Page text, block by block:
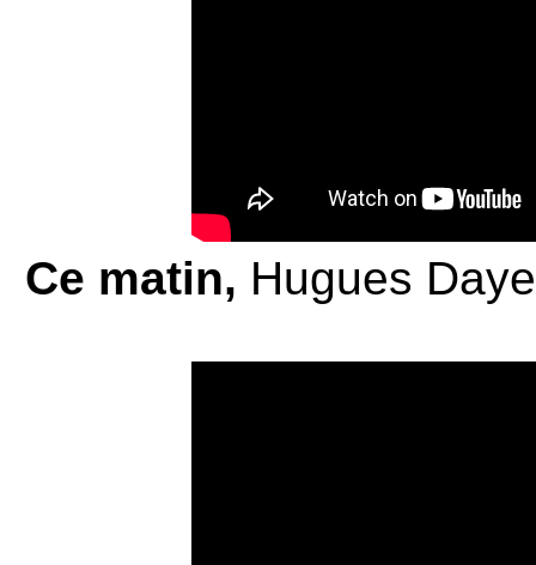
Ce matin, Hugues